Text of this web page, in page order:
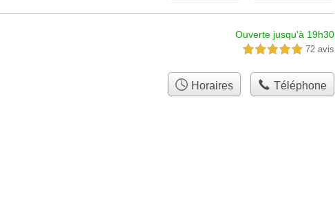
Ouverte jusqu'à 19h30
5,0 étoiles sur 5 72 avis
Horaires Téléphone